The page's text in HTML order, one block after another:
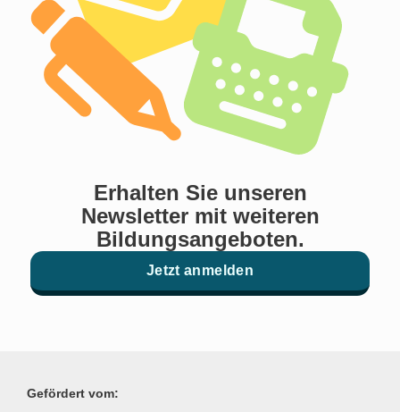
Erhalten Sie unseren
Newsletter mit weiteren
Bildungsangeboten.
Jetzt anmelden
Gefördert vom: